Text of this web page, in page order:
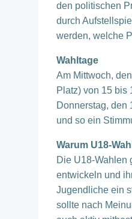
den politischen
durch
werden, welche
Wahltage
Am Mittwoch,
Platz) von 15 bis
Donnerstag, den
und so ein
Warum U18-
Die U18-Wahlen
entwickeln und
Jugendliche ein
sollte nach